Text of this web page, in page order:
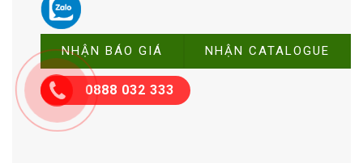
0888 032 333
NHẬN BÁO GIÁ NHẬN CATALOGUE